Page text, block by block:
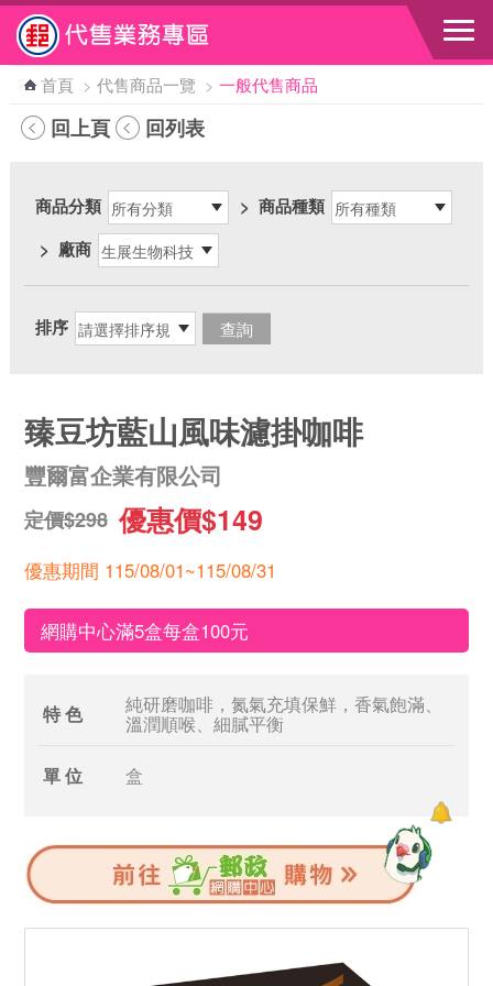
跳到主要內容區塊
首頁 > 代售商品一覽 > 一般代售商品
回上頁 回列表
商品分類 > 商品種類
> 廠商
排序
臻豆坊藍山風味濾掛咖啡
豐爾富企業有限公司
定價$298 優惠價$149
優惠期間 115/08/01~115/08/31
網購中心滿5盒每盒100元
特 色 純研磨咖啡，氮氣充填保鮮，香氣飽滿、
溫潤順喉、細膩平衡
單 位 盒